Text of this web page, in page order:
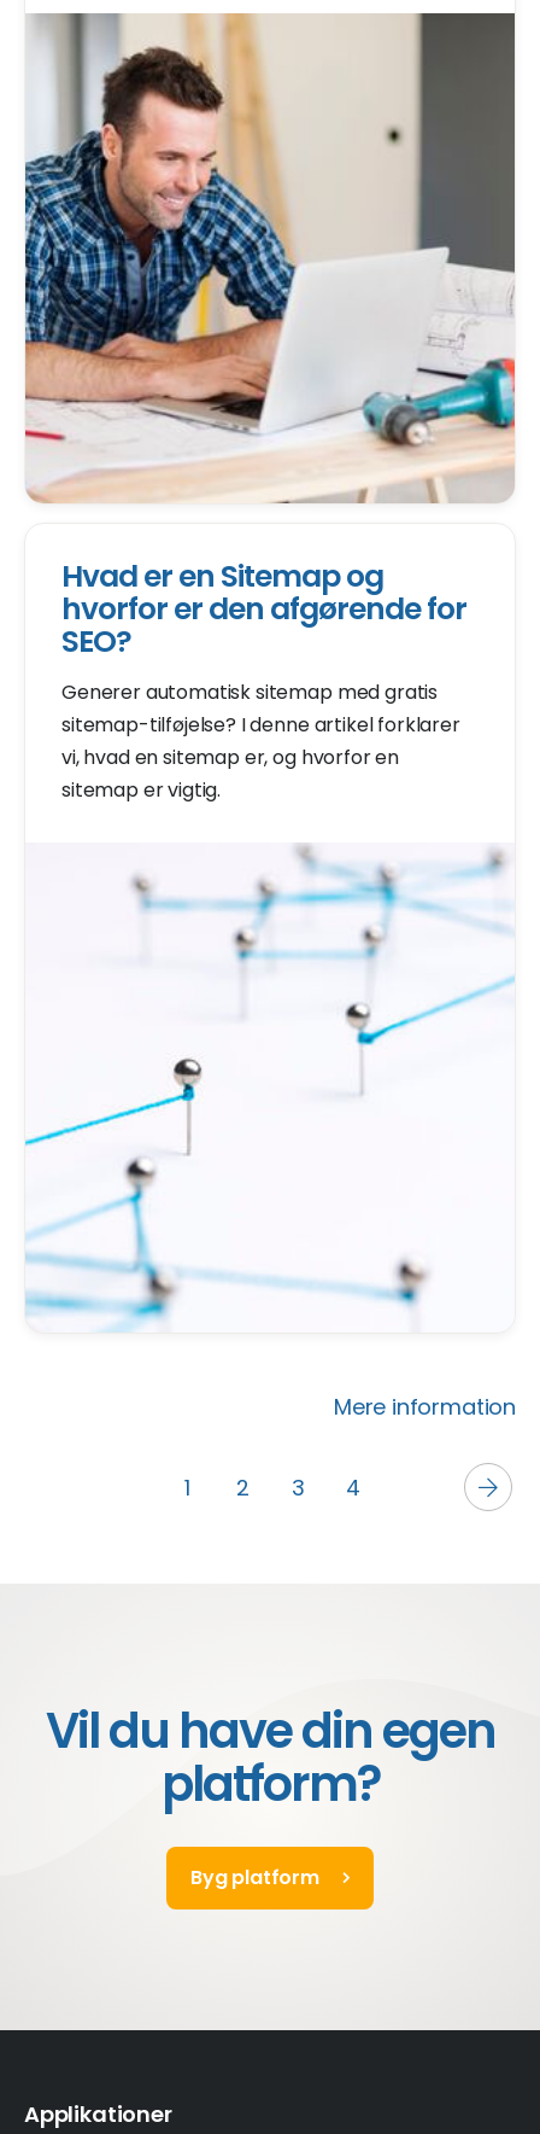
Hvad er en Sitemap og
hvorfor er den afgørende for
SEO?
Generer automatisk sitemap med gratis
sitemap-tilføjelse? I denne artikel forklarer
vi, hvad en sitemap er, og hvorfor en
sitemap er vigtig.
Mere information
1 2 3 4
Vil du have din egen
platform?
Byg platform
Applikationer